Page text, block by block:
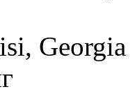
Georgia